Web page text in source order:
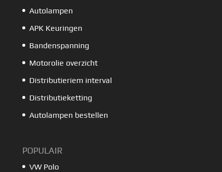
Autolampen
APK Keuringen
Bandenspanning
Motorolie overzicht
Distributieriem interval
Distributieketting
Autolampen bestellen
POPULAIR
VW Polo